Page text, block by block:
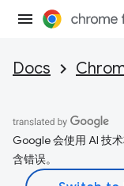
Docs
Google 会使用 AI 技
含错误。